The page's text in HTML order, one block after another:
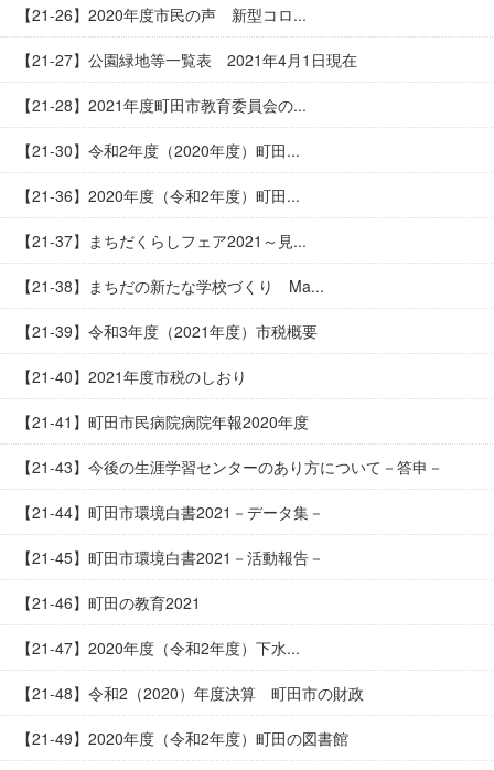
【21-26】2020年度市民の声 新型コロ...
【21-27】公園緑地等一覧表 2021年4月1日現在
【21-28】2021年度町田市教育委員会の...
【21-30】令和2年度（2020年度）町田...
【21-36】2020年度（令和2年度）町田...
【21-37】まちだくらしフェア2021～見...
【21-38】まちだの新たな学校づくり Ma...
【21-39】令和3年度（2021年度）市税概要
【21-40】2021年度市税のしおり
【21-41】町田市民病院病院年報2020年度
【21-43】今後の生涯学習センターのあり方について－答申－
【21-44】町田市環境白書2021－データ集－
【21-45】町田市環境白書2021－活動報告－
【21-46】町田の教育2021
【21-47】2020年度（令和2年度）下水...
【21-48】令和2（2020）年度決算 町田市の財政
【21-49】2020年度（令和2年度）町田の図書館